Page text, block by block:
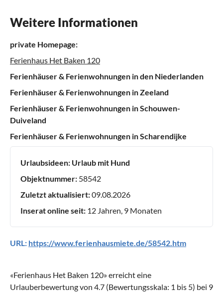
Weitere Informationen
private Homepage:
Ferienhaus Het Baken 120
Ferienhäuser & Ferienwohnungen in den Niederlanden
Ferienhäuser & Ferienwohnungen in Zeeland
Ferienhäuser & Ferienwohnungen in Schouwen-
Duiveland
Ferienhäuser & Ferienwohnungen in Scharendijke
Urlaubsideen: Urlaub mit Hund
Objektnummer: 58542
Zuletzt aktualisiert:09.08.2026
Inserat online seit: 12 Jahren, 9 Monaten
URL: https://www.ferienhausmiete.de/58542.htm
«Ferienhaus Het Baken 120» erreicht eine
Urlauberbewertung von 4.7 (Bewertungsskala: 1 bis 5) bei 9